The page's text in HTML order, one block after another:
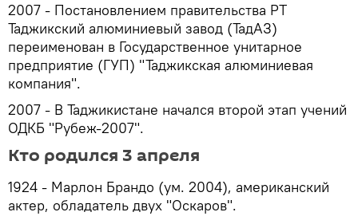
2007 - Постановлением правительства РТ
Таджикский алюминиевый завод (ТадАЗ)
переименован в Государственное унитарное
предприятие (ГУП) "Таджикская алюминиевая
компания".
2007 - В Таджикистане начался второй этап учений
ОДКБ "Рубеж-2007".
Кто родился 3 апреля
1924 - Марлон Брандо (ум. 2004), американский
актер, обладатель двух "Оскаров".